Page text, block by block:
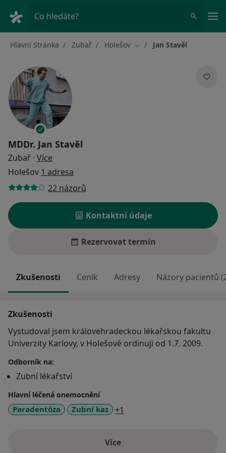
Co hledáte?
Hlavní Stránka Zubař Holešov Změna města
Jan Stavěl
MDDr. Jan Stavěl
Zubař · Více
Holešov 1 adresa
22 názorů
Kontaktní údaje
Rezervovat termín
Zkušenosti Ceník Adresy Názory pacientů
Zkušenosti
Vystudoval jsem královehradeckou lékařskou fakultu
Univerzity Karlovy, v Holešově ordinuji od 1.7. 2009.
Odborník na:
Zubní lékařství
Hlavní léčená onemocnění
Paradentóza Zubní kaz +1
Víceo zkušenostech